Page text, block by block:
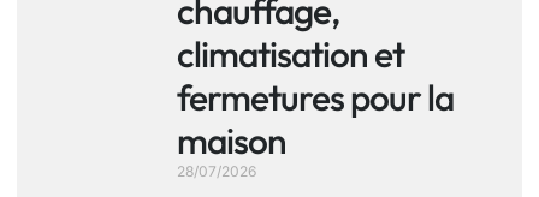
chauffage,
climatisation et
fermetures pour la
maison
28/07/2026